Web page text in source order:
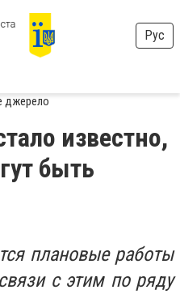
Рус
джерело
известно,
быть
плановые работы
с этим по ряду